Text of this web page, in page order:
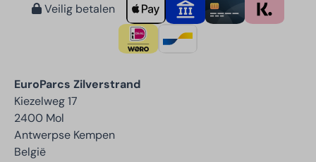
Veilig betalen
EuroParcs Zilverstrand
Kiezelweg 17
2400 Mol
Antwerpse Kempen
België